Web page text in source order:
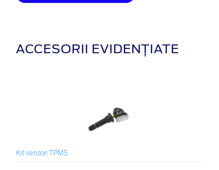
ACCESORII EVIDENȚIATE
Kit senzori TPMS